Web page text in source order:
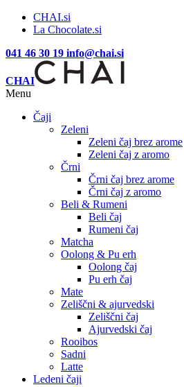
CHAI.si
La Chocolate.si
041 46 30 19 info@chai.si
CHAI
Menu
Čaji
Zeleni
Zeleni čaj brez arome
Zeleni čaj z aromo
Črni
Črni čaj brez arome
Črni čaj z aromo
Beli & Rumeni
Beli čaj
Rumeni čaj
Matcha
Oolong & Pu erh
Oolong čaj
Pu erh čaj
Mate
Zeliščni & ajurvedski
Zeliščni čaj
Ajurvedski čaj
Rooibos
Sadni
Latte
Ledeni čaji